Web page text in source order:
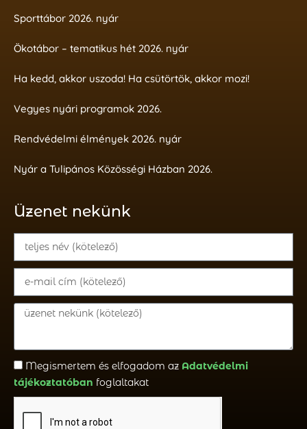
Sporttábor 2026. nyár
Ökotábor – tematikus hét 2026. nyár
Ha kedd, akkor uszoda! Ha csütörtök, akkor mozi!
Vegyes nyári programok 2026.
Rendvédelmi élmények 2026. nyár
Nyár a Tulipános Közösségi Házban 2026.
Üzenet nekünk
Megismertem és elfogadom az Adatvédelmi
tájékoztatóban foglaltakat